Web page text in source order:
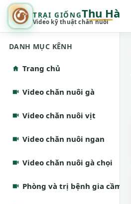
TRẠI GIỐNGThu Hà
Video kỹ thuật chăn nuôi
DANH MỤC KÊNH
Trang chủ
Video chăn nuôi gà
Video chăn nuôi vịt
Video chăn nuôi ngan
Video chăn nuôi gà chọi
Phòng và trị bệnh gia cầm